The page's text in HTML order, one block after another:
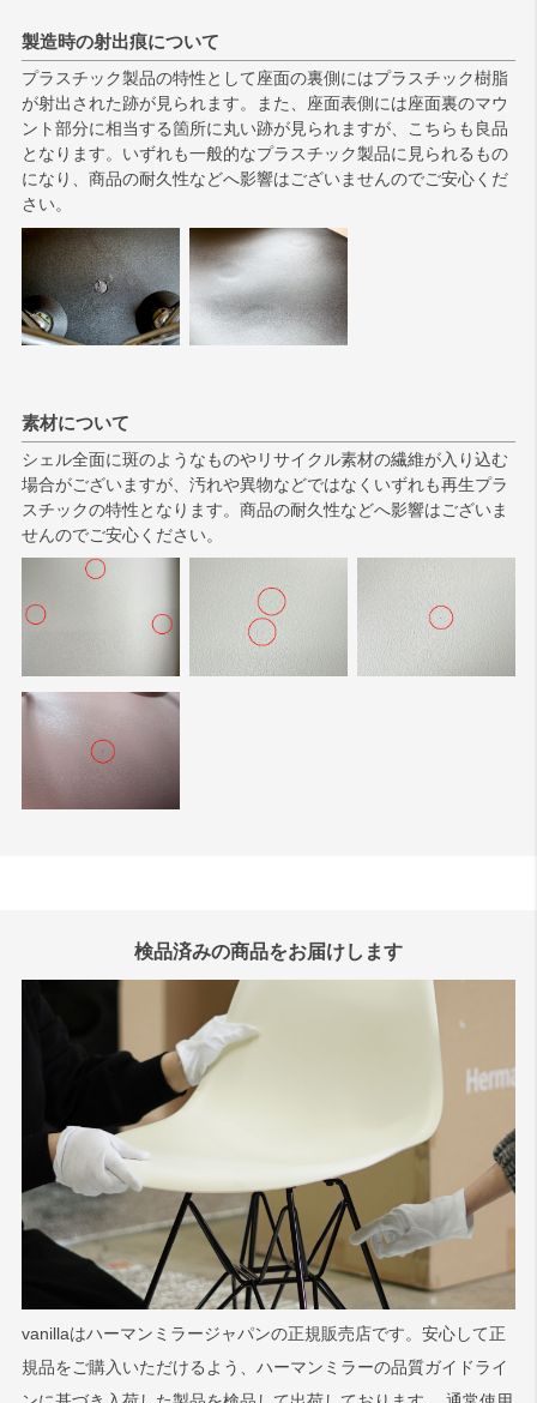
製造時の射出痕について
プラスチック製品の特性として座面の裏側にはプラスチック樹脂
が射出された跡が見られます。また、座面表側には座面裏のマウ
ント部分に相当する箇所に丸い跡が見られますが、こちらも良品
となります。いずれも一般的なプラスチック製品に見られるもの
になり、商品の耐久性などへ影響はございませんのでご安心くだ
さい。
素材について
シェル全面に斑のようなものやリサイクル素材の繊維が入り込む
場合がございますが、汚れや異物などではなくいずれも再生プラ
スチックの特性となります。商品の耐久性などへ影響はございま
せんのでご安心ください。
検品済みの商品をお届けします
vanillaはハーマンミラージャパンの正規販売店です。安心して正
規品をご購入いただけるよう、ハーマンミラーの品質ガイドライ